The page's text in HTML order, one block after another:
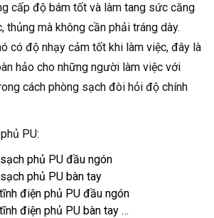
cấp độ bám tốt và làm tang sức căng
thủng mà không cần phải tráng dày.
có độ nhạy cảm tốt khi làm việc, đây là
hảo cho những người làm việc với
cách phòng sạch đòi hỏi độ chính
PU:
phủ PU đầu ngón
phủ PU bàn tay
điện phủ PU đầu ngón
điện phủ PU bàn tay …